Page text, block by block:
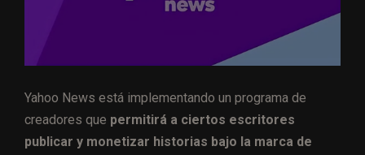
Yahoo News está implementando un programa de
creadores que permitirá a ciertos escritores
publicar y monetizar historias bajo la marca de